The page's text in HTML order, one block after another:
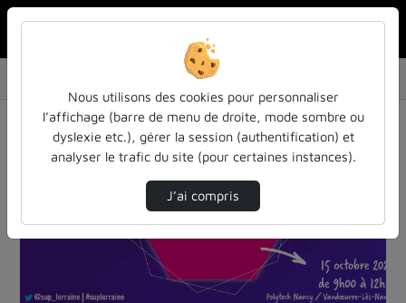
Les lieux de savoir hybrides. Mutation struc…
Lire
la
Nous utilisons des cookies pour personnaliser
l’affichage (barre de menu de droite, mode sombre ou
dyslexie etc.), gérer la session (authentification) et
analyser le trafic du site (pour certaines instances).
J’ai compris